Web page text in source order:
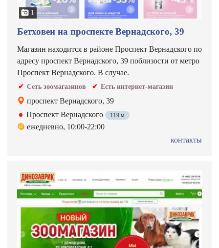
1
Бетховен на проспекте Вернадского, 39
Магазин находится в районе Проспект Вернадского по
адресу проспект Вернадского, 39 поблизости от метро
Проспект Вернадского. В случае.
Сеть зоомагазинов Есть интернет-магазин
проспект Вернадского, 39
Проспект Вернадского
119 м
ежедневно, 10:00-22:00
контакты